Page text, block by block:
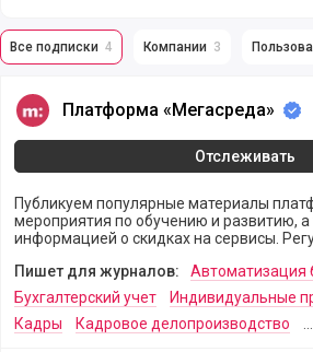
Все подписки 4 Компании 3
Платформа «Мегасреда»
Платформа «Мегасреда»
Отслеживать
Публикуем популярные материалы
мероприятия по обучению и развитию,
информацией о скидках на сервисы.
Пишет для журналов:
Автоматизация
Бухгалтерский учет
Индивидуальные
Кадры
Кадровое делопроизводство